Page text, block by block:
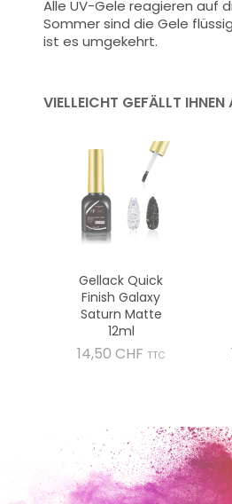
Alle UV-Gele reagieren auf
Sommer sind die Gele
ist es umgekehrt.
VIELLEICHT GEFÄLLT
Gellack Quick
Finish Galaxy
Saturn Matte
12ml
14,50 CHF Preis
TTC